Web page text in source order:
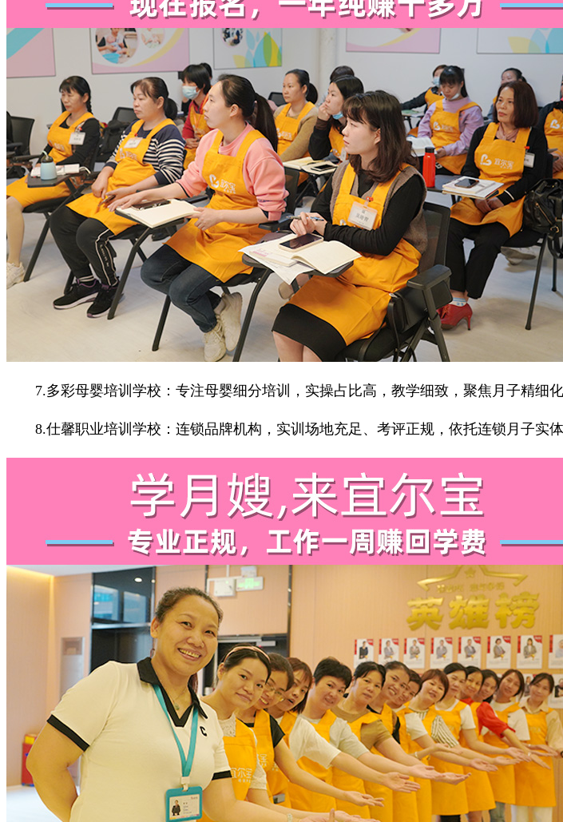
7.多彩母婴培训学校：专注母婴细分培训，实操占比高，教学细致，聚焦月子精细化
8.仕馨职业培训学校：连锁品牌机构，实训场地充足、考评正规，依托连锁月子实体